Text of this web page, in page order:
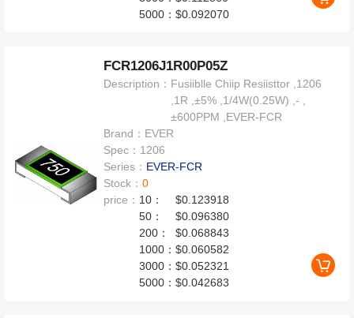
5000：$0.092070
FCR1206J1R00P05Z
Description： Fusiiblle Chiip Resiisttor ,1206
,1R ,±5% ,1/4W(0.25W) ,- ,
±600PPM ,EVER-FCR
Brand： EVER
Spec： 1206
Series： EVER-FCR
Stock：0
price： 10：
$0.123918
50：
$0.096380
200：
$0.068843
1000：$0.060582
3000：$0.052321
5000：$0.042683